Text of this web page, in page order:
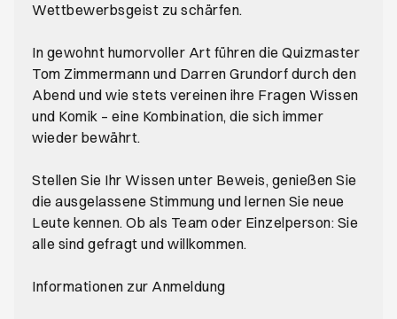
Wettbewerbsgeist zu schärfen.
In gewohnt humorvoller Art führen die Quizmaster
Tom Zimmermann und Darren Grundorf durch den
Abend und wie stets vereinen ihre Fragen Wissen
und Komik – eine Kombination, die sich immer
wieder bewährt.
Stellen Sie Ihr Wissen unter Beweis, genießen Sie
die ausgelassene Stimmung und lernen Sie neue
Leute kennen. Ob als Team oder Einzelperson: Sie
alle sind gefragt und willkommen.
Informationen zur Anmeldung